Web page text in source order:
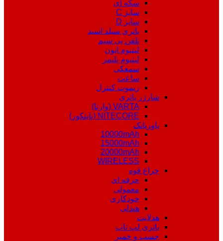
سکه ای
سایز C
سایز D
باتری سیلد اسید
تلفن بی سیم
لیتیوم ایون
لیتیوم پلیمر
سمعکی
ساعت
ریموت کنترل
شارژر باتری
VARTA (وارتا)
NITECORE (نایتکور)
پاوربانک
10000mAh
15000mAh
20000mAh
WIRELESS
چراغ قوه
حرفه ای
معمولی
خودکاری
هندلی
هدلایت
باتری لپ تاپ
چسب و خمیر